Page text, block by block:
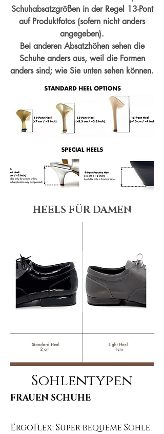
Schuhabsatzgrößen in der Regel 13-Pont
auf Produktfotos (sofern nicht anders
angegeben).
Bei anderen Absatzhöhen sehen die
Schuhe anders aus, weil die Formen
anders sind; wie Sie unten sehen können.
HEELS FÜR DAMEN
Sohlentypen
FRAUEN SCHUHE
ErgoFlex: Super bequeme Sohle